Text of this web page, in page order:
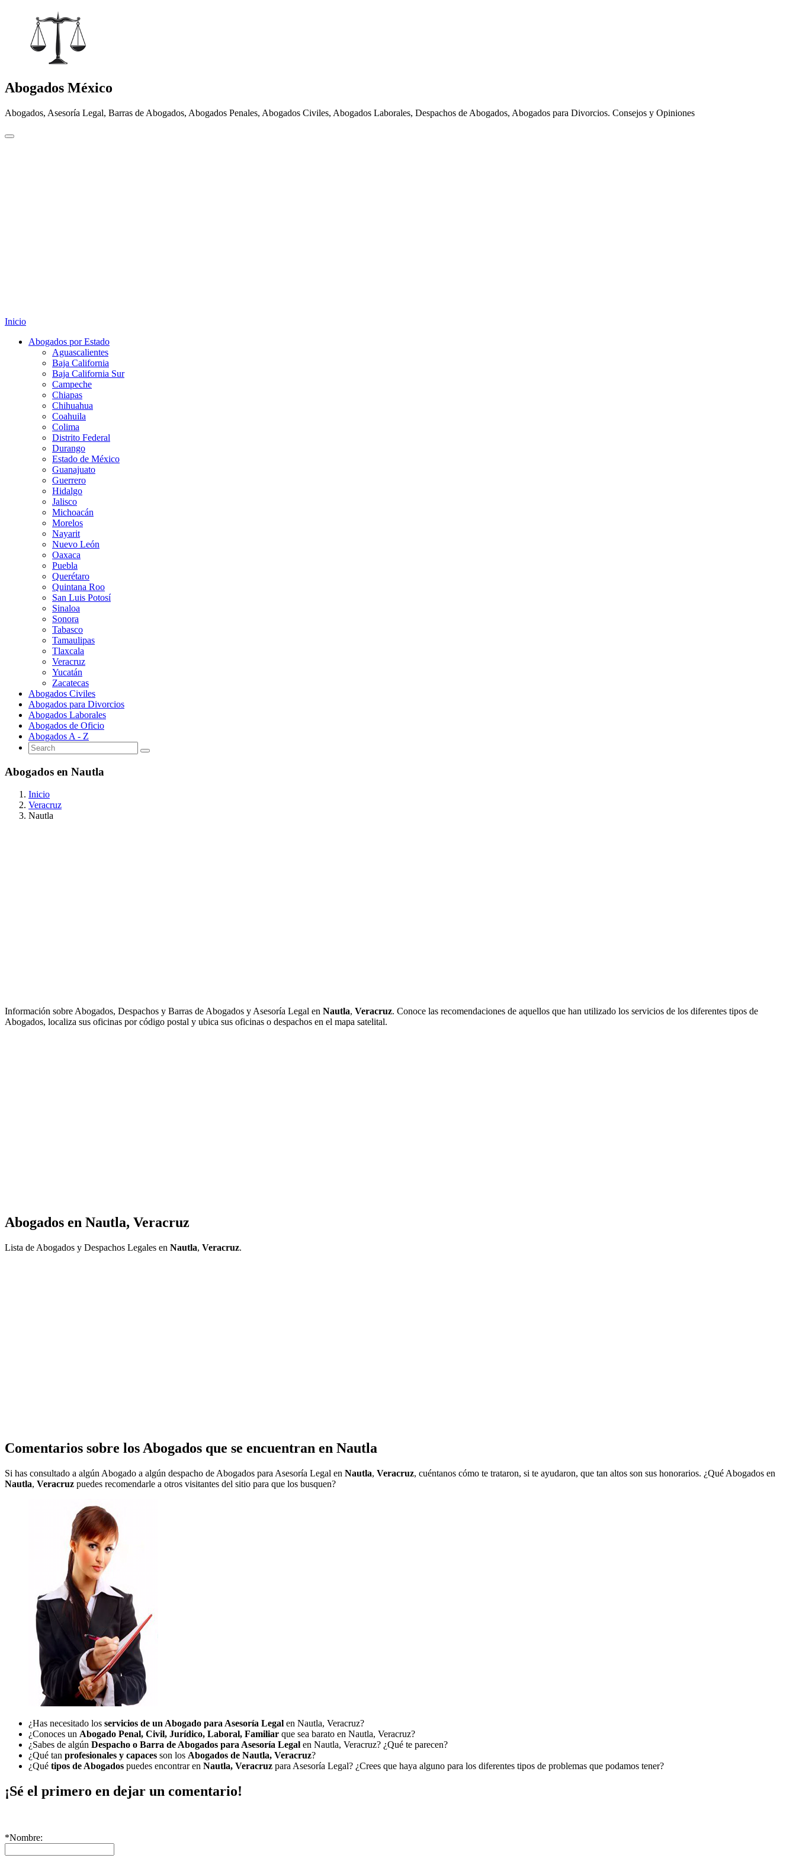
Abogados México
Abogados, Asesoría Legal, Barras de Abogados, Abogados Penales, Abogados Civiles, Abogados Laborales, Despachos de Abogados, Abogados para Divorcios. Consejos y Opiniones
Inicio
Abogados por Estado
Aguascalientes
Baja California
Baja California Sur
Campeche
Chiapas
Chihuahua
Coahuila
Colima
Distrito Federal
Durango
Estado de México
Guanajuato
Guerrero
Hidalgo
Jalisco
Michoacán
Morelos
Nayarit
Nuevo León
Oaxaca
Puebla
Querétaro
Quintana Roo
San Luis Potosí
Sinaloa
Sonora
Tabasco
Tamaulipas
Tlaxcala
Veracruz
Yucatán
Zacatecas
Abogados Civiles
Abogados para Divorcios
Abogados Laborales
Abogados de Oficio
Abogados A - Z
Abogados en Nautla
Inicio
Veracruz
Nautla
Información sobre Abogados, Despachos y Barras de Abogados y Asesoría Legal en Nautla, Veracruz. Conoce las recomendaciones de aquellos que han utilizado los servicios de los diferentes tipos de
Abogados, localiza sus oficinas por código postal y ubica sus oficinas o despachos en el mapa satelital.
Abogados en Nautla, Veracruz
Lista de Abogados y Despachos Legales en Nautla, Veracruz.
Comentarios sobre los Abogados que se encuentran en Nautla
Si has consultado a algún Abogado a algún despacho de Abogados para Asesoría Legal en Nautla, Veracruz, cuéntanos cómo te trataron, si te ayudaron, que tan altos son sus honorarios. ¿Qué Abogados en
Nautla, Veracruz puedes recomendarle a otros visitantes del sitio para que los busquen?
¿Has necesitado los servicios de un Abogado para Asesoría Legal en Nautla, Veracruz?
¿Conoces un Abogado Penal, Civil, Jurídico, Laboral, Familiar que sea barato en Nautla, Veracruz?
¿Sabes de algún Despacho o Barra de Abogados para Asesoría Legal en Nautla, Veracruz? ¿Qué te parecen?
¿Qué tan profesionales y capaces son los Abogados de Nautla, Veracruz?
¿Qué tipos de Abogados puedes encontrar en Nautla, Veracruz para Asesoría Legal? ¿Crees que haya alguno para los diferentes tipos de problemas que podamos tener?
¡Sé el primero en dejar un comentario!
*Nombre: